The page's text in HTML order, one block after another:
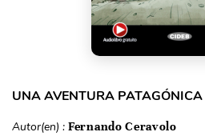
UNA AVENTURA
Autor(en) : Fernando Ceravolo